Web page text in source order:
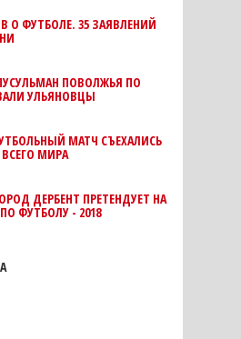
О ФУТБОЛЕ. 35 ЗАЯВЛЕНИЙ
ПОВОЛЖЬЯ ПО
УЛЬЯНОВЦЫ
МАТЧ СЪЕХАЛИСЬ
МИРА
ДЕРБЕНТ ПРЕТЕНДУЕТ НА
ФУТБОЛУ - 2018